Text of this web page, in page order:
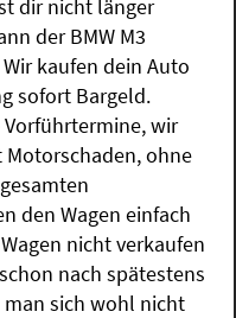
dir nicht länger
der BMW M3
kaufen dein Auto
sofort Bargeld.
Vorführtermine, wir
Motorschaden, ohne
den Wagen einfach
nicht verkaufen
nach spätestens
sich wohl nicht